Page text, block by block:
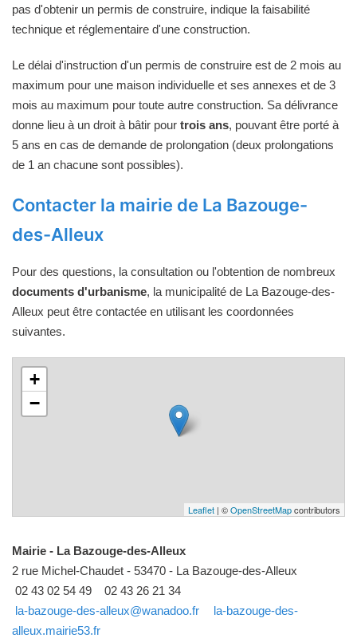
pas d'obtenir un permis de construire, indique la faisabilité
technique et réglementaire d'une construction.
Le délai d'instruction d'un permis de construire est de 2 mois au
maximum pour une maison individuelle et ses annexes et de 3
mois au maximum pour toute autre construction. Sa délivrance
donne lieu à un droit à bâtir pour trois ans, pouvant être porté à
5 ans en cas de demande de prolongation (deux prolongations
de 1 an chacune sont possibles).
Contacter la mairie de La Bazouge-
des-Alleux
Pour des questions, la consultation ou l'obtention de nombreux
documents d'urbanisme, la municipalité de La Bazouge-des-
Alleux peut être contactée en utilisant les coordonnées
suivantes.
+
−
Leaflet | ©OpenStreetMapcontributors
Mairie - La Bazouge-des-Alleux
2 rue Michel-Chaudet - 53470 - La Bazouge-des-Alleux
02 43 02 54 49
02 43 26 21 34
la-bazouge-des-alleux@wanadoo.fr
la-bazouge-des-
alleux.mairie53.fr